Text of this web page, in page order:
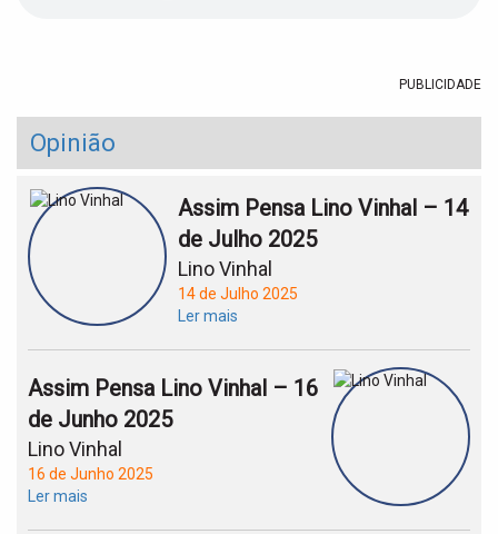
PUBLICIDADE
Opinião
Assim Pensa Lino Vinhal – 14
de Julho 2025
Lino Vinhal
14 de Julho 2025
Ler mais
Assim Pensa Lino Vinhal – 16
de Junho 2025
Lino Vinhal
16 de Junho 2025
Ler mais